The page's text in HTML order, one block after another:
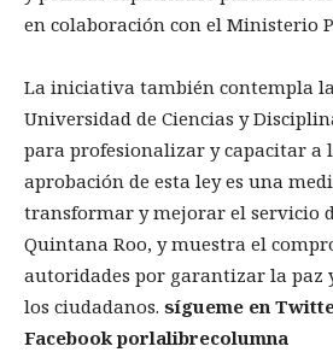
en colaboración con el Ministerio
La iniciativa también contempla
Universidad de Ciencias y
para profesionalizar y capacitar a
aprobación de esta ley es una
transformar y mejorar el servicio
Quintana Roo, y muestra el
autoridades por garantizar la paz
los ciudadanos. sígueme en
Facebook porlalibrecolumna